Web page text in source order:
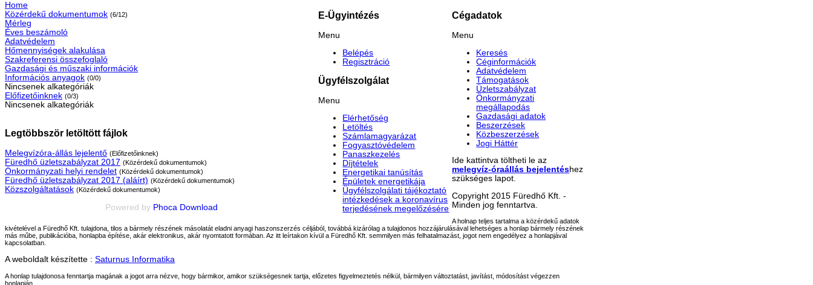
Home
Közérdekű dokumentumok (6/12)
Mérleg
Éves beszámoló
Adatvédelem
Hőmennyiségek alakulása
Szakreferensi összefoglaló
Gazdasági és műszaki információk
Információs anyagok (0/0)
Nincsenek alkategóriák
Előfizetőinknek (0/3)
Nincsenek alkategóriák
Legtöbbször letöltött fájlok
Melegvízóra-állás lejelentő (Előfizetőinknek)
Füredhő üzletszabályzat 2017 (Közérdekű dokumentumok)
Önkormányzati helyi rendelet (Közérdekű dokumentumok)
Füredhő üzletszabályzat 2017 (aláírt) (Közérdekű dokumentumok)
Közszolgáltatások (Közérdekű dokumentumok)
Powered by Phoca Download
E-Ügyintézés
Menu
Belépés
Regisztráció
Ügyfélszolgálat
Menu
Elérhetőség
Letöltés
Számlamagyarázat
Fogyasztóvédelem
Panaszkezelés
Díjtételek
Energetikai tanúsítás
Épületek energetikája
Ügyfélszolgálati tájékoztató
intézkedések a koronavírus
terjedésének megelőzésére
Cégadatok
Menu
Keresés
Céginformációk
Adatvédelem
Támogatások
Üzletszabályzat
Önkormányzati
megállapodás
Gazdasági adatok
Beszerzések
Közbeszerzések
Jogi Háttér
Ide kattintva töltheti le az
melegvíz-óraállás bejelentéshez
szükséges lapot.
Copyright 2015 Füredhő Kft. -
Minden jog fenntartva.
A holnap teljes tartalma a közérdekű adatok
kivételével a Füredhő Kft. tulajdona, tilos a bármely részének másolatát eladni anyagi haszonszerzés céljából, továbbá kizárólag a tulajdonos hozzájárulásával lehetséges a honlap bármely részének
más műbe, publikációba, honlapba építése, akár elektronikus, akár nyomtatott formában. Az itt leírtakon kívül a Füredhő Kft. semmilyen más felhatalmazást, jogot nem engedélyez a honlapjával
kapcsolatban.
A weboldalt készítette : Saturnus Informatika
A honlap tulajdonosa fenntartja magának a jogot arra nézve, hogy bármikor, amikor szükségesnek tartja, előzetes figyelmeztetés nélkül, bármilyen változtatást, javítást, módosítást végezzen
honlapján.